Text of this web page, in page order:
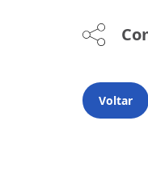
Voltar